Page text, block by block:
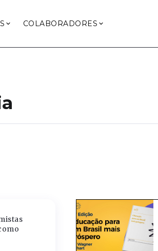
COLABORADORES